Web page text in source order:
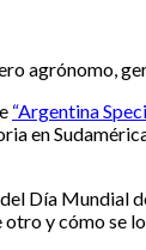
agrónomo,
“Argentina
en
Día Mundial
y cómo se